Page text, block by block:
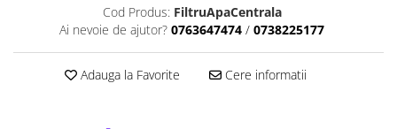
Cod Produs: FiltruApaCentrala
Ai nevoie de ajutor? 0763647474 / 0738225177
Adauga la Favorite Cere informatii